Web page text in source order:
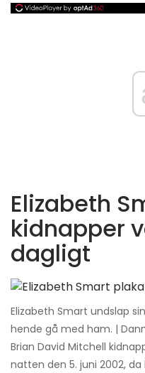
Elizabeth
kidnapper
dagligt
Elizabeth Smart undslap
hende gå med ham. |
Brian David Mitchell
natten den 5. juni 2002, da